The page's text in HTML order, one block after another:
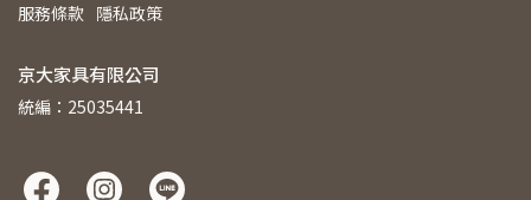
服務條款 隱私政策
京大家具有限公司
統編：25035441